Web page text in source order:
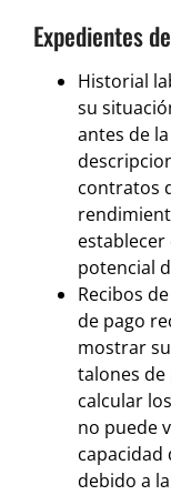
Expedientes
Historial
su
antes de
contratos
establecer
potencial
Recibos
de pago
mostrar
talones de
calcular
no puede
capacidad
debido a